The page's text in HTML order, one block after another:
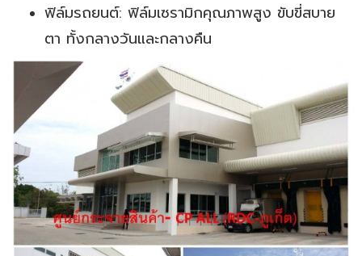
ฟิล์มรถยนต์: ฟิล์มเซรามิกคุณภาพสูง ขับขี่สบาย
ตา ทั้งกลางวันและกลางคืน